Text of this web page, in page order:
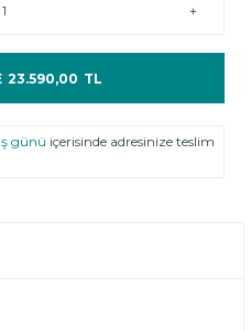
+
23.590,00 TL
günü içerisinde adresinize teslim